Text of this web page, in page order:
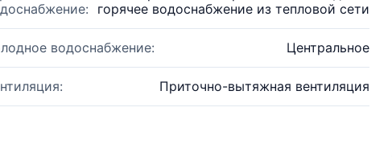
горячее водоснабжение из тепловой сети
водоснабжение: Центральное
Приточно-вытяжная вентиляция